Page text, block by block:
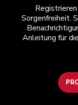
Sorgenfreiheit.
Anleitung für